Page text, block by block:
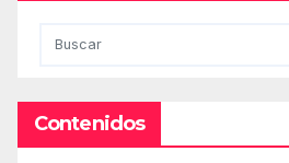
Contenidos